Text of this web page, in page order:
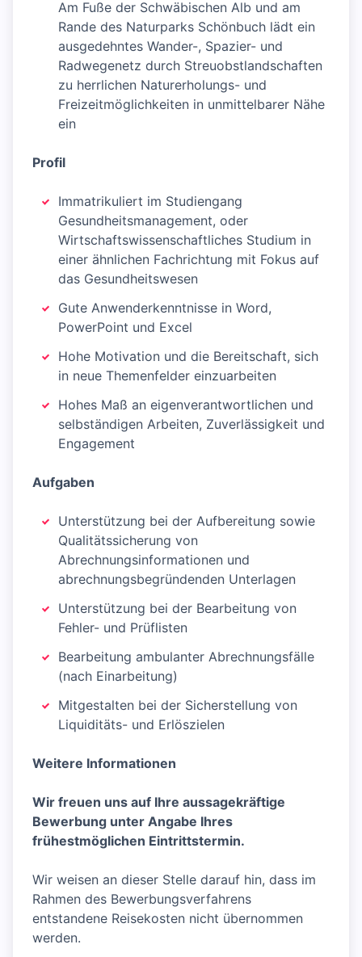
Am Fuße der Schwäbischen Alb und am
Rande des Naturparks Schönbuch lädt ein
ausgedehntes Wander-, Spazier- und
Radwegenetz durch Streuobstlandschaften
zu herrlichen Naturerholungs- und
Freizeitmöglichkeiten in unmittelbarer Nähe
ein
Profil
Immatrikuliert im Studiengang
Gesundheitsmanagement, oder
Wirtschaftswissenschaftliches Studium in
einer ähnlichen Fachrichtung mit Fokus auf
das Gesundheitswesen
Gute Anwenderkenntnisse in Word,
PowerPoint und Excel
Hohe Motivation und die Bereitschaft, sich
in neue Themenfelder einzuarbeiten
Hohes Maß an eigenverantwortlichen und
selbständigen Arbeiten, Zuverlässigkeit und
Engagement
Aufgaben
Unterstützung bei der Aufbereitung sowie
Qualitätssicherung von
Abrechnungsinformationen und
abrechnungsbegründenden Unterlagen
Unterstützung bei der Bearbeitung von
Fehler- und Prüflisten
Bearbeitung ambulanter Abrechnungsfälle
(nach Einarbeitung)
Mitgestalten bei der Sicherstellung von
Liquiditäts- und Erlöszielen
Weitere Informationen
Wir freuen uns auf Ihre aussagekräftige
Bewerbung unter Angabe Ihres
frühestmöglichen Eintrittstermin.
Wir weisen an dieser Stelle darauf hin, dass im
Rahmen des Bewerbungsverfahrens
entstandene Reisekosten nicht übernommen
werden.